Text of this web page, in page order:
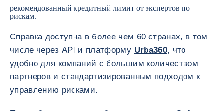
рекомендованный кредитный лимит от экспертов по
рискам.
Справка доступна в более чем 60 странах, в том
числе через API и платформу Urba360, что
удобно для компаний с большим количеством
партнеров и стандартизированным подходом к
управлению рисками.